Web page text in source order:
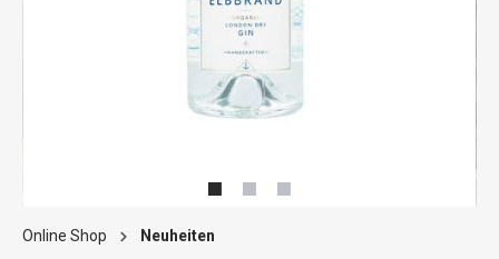
Online Shop Neuheiten